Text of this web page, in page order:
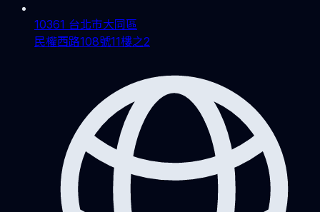
10361 台北市大同區
民權西路108號11樓之2